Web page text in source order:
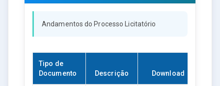
Andamentos do Processo Licitatório
Tipo de
Documento
Descrição Download